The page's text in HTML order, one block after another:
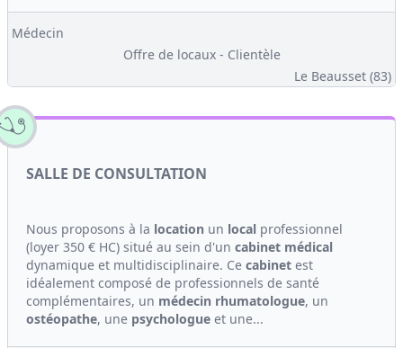
Médecin
Offre de locaux - Clientèle
Le Beausset (83)
SALLE DE CONSULTATION
Nous proposons à la location un local professionnel
(loyer 350 € HC) situé au sein d'un cabinet médical
dynamique et multidisciplinaire. Ce cabinet est
idéalement composé de professionnels de santé
complémentaires, un médecin rhumatologue, un
ostéopathe, une psychologue et une...